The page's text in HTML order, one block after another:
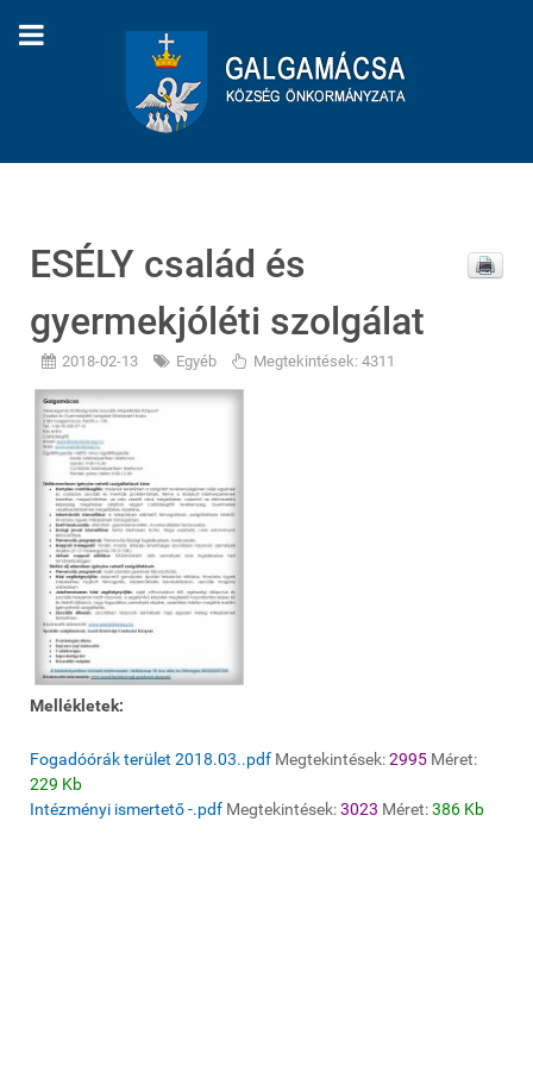
ESÉLY család és
gyermekjóléti szolgálat
2018-02-13 Egyéb Megtekintések: 4311
Mellékletek:
Fogadóórák terület 2018.03..pdf Megtekintések:2995 Méret:
229 Kb
Intézményi ismertető -.pdf Megtekintések:3023 Méret:386 Kb